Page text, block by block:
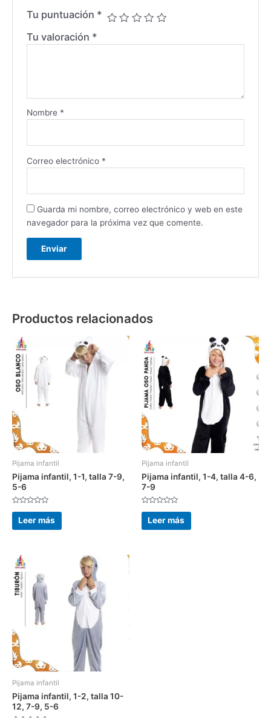
Tu puntuación *
Tu valoración *
Nombre *
Correo electrónico *
Guarda mi nombre, correo electrónico y web en este
navegador para la próxima vez que comente.
Productos relacionados
Pijama infantil
Pijama infantil, 1-1, talla 7-9,
5-6
Valorado
con
de
Leer más
Pijama infantil
Pijama infantil, 1-4, talla 4-6,
7-9
Valorado
con
de
Leer más
Pijama infantil
Pijama infantil, 1-2, talla 10-
12, 7-9, 5-6